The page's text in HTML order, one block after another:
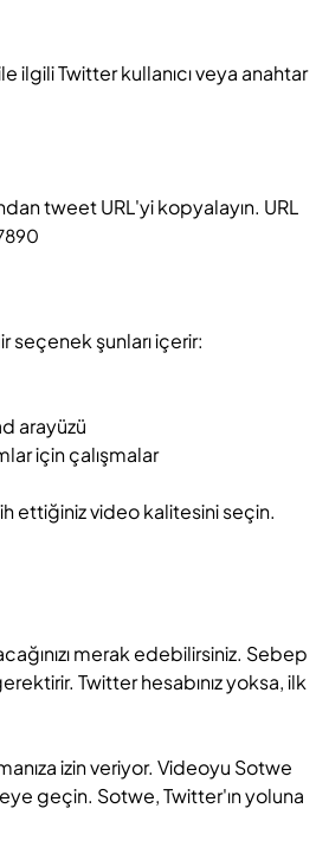
ilgili Twitter kullanıcı veya anahtar
tweet URL'yi kopyalayın. URL
seçenek şunları içerir:
arayüzü
için çalışmalar
ettiğiniz video kalitesini seçin.
merak edebilirsiniz. Sebep
Twitter hesabınız yoksa, ilk
izin veriyor. Videoyu Sotwe
geçin. Sotwe, Twitter'ın yoluna